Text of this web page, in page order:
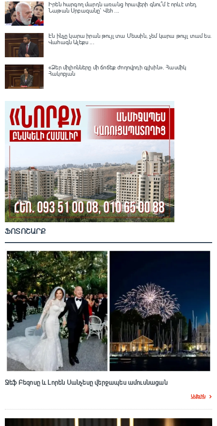
Իրեն հարգող մարդն առանց հրավերի գնու՞մ է որևէ տեղ.
Նաթան Սրբազանը՝ Վեհ ...
Էն ինչը կարա իրան թույլ տա Մեսսին, չեմ կարա թույլ տամ ես.
Վահագն Ալեքս ...
«Ձեր միլիոնները մի ճոճեք ժողովրդի գլխին». Հասմիկ
Հակոբյան
ՖՈՏՈՇԱՐՔ
Ջեֆ Բեզոսը և Լորեն Սանչեսը վերջապես ամուսնացան
Ավելին